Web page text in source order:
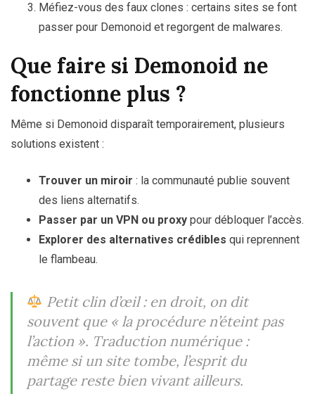
Méfiez-vous des faux clones : certains sites se font
passer pour Demonoid et regorgent de malwares.
Que faire si Demonoid ne
fonctionne plus ?
Même si Demonoid disparaît temporairement, plusieurs
solutions existent :
Trouver un miroir : la communauté publie souvent
des liens alternatifs.
Passer par un VPN ou proxy pour débloquer l’accès.
Explorer des alternatives crédibles qui reprennent
le flambeau.
Petit clin d’œil : en droit, on dit
souvent que « la procédure n’éteint pas
l’action ». Traduction numérique :
même si un site tombe, l’esprit du
partage reste bien vivant ailleurs.